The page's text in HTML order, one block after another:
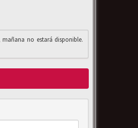
mañana no estará disponible.